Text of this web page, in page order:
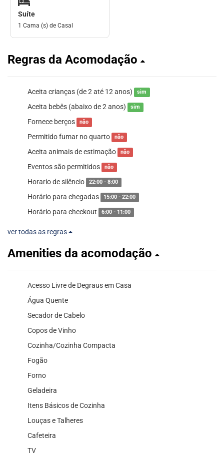
Suíte
1 Cama (s) de Casal
Regras da Acomodação
Aceita crianças (de 2 até 12 anos) sim
Aceita bebês (abaixo de 2 anos) sim
Fornece berços não
Permitido fumar no quarto não
Aceita animais de estimação não
Eventos são permitidos não
Horario de silêncio 22:00 - 8:00
Horário para chegadas 15:00 - 22:00
Horário para checkout 6:00 - 11:00
ver todas as regras
Amenities da acomodação
Acesso Livre de Degraus em Casa
Água Quente
Secador de Cabelo
Copos de Vinho
Cozinha/Cozinha Compacta
Fogão
Forno
Geladeira
Itens Básicos de Cozinha
Louças e Talheres
Cafeteira
TV